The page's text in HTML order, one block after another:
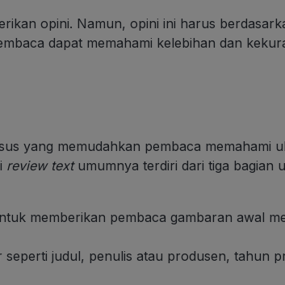
opini. Namun, opini ini harus
dapat memahami kelebihan dan
yang memudahkan pembaca memahami
review textumumnya terdiri dari tiga bagian
memberikan pembaca gambaran awal
seperti judul, penulis atau produsen, tahun